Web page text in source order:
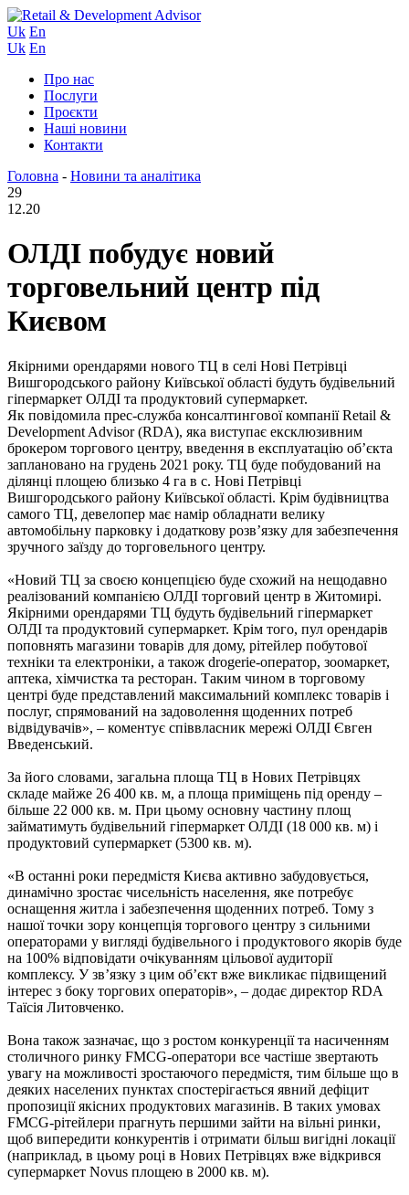
Uk En
Uk En
Про нас
Послуги
Проєкти
Наші новини
Контакти
Головна - Новини та аналітика
29
12.20
ОЛДІ побудує новий
торговельний центр під
Києвом
Якірними орендарями нового ТЦ в селі Нові Петрівці
Вишгородського району Київської області будуть будівельний
гіпермаркет ОЛДІ та продуктовий супермаркет.
Як повідомила прес-служба консалтингової компанії Retail &
Development Advisor (RDA), яка виступає ексклюзивним
брокером торгового центру, введення в експлуатацію об’єкта
заплановано на грудень 2021 року. ТЦ буде побудований на
ділянці площею близько 4 га в с. Нові Петрівці
Вишгородського району Київської області. Крім будівництва
самого ТЦ, девелопер має намір обладнати велику
автомобільну парковку і додаткову розв’язку для забезпечення
зручного заїзду до торговельного центру.
«Новий ТЦ за своєю концепцією буде схожий на нещодавно
реалізований компанією ОЛДІ торговий центр в Житомирі.
Якірними орендарями ТЦ будуть будівельний гіпермаркет
ОЛДІ та продуктовий супермаркет. Крім того, пул орендарів
поповнять магазини товарів для дому, рітейлер побутової
техніки та електроніки, а також drogerie-оператор, зоомаркет,
аптека, хімчистка та ресторан. Таким чином в торговому
центрі буде представлений максимальний комплекс товарів і
послуг, спрямований на задоволення щоденних потреб
відвідувачів», – коментує співвласник мережі ОЛДІ Євген
Введенський.
За його словами, загальна площа ТЦ в Нових Петрівцях
складе майже 26 400 кв. м, а площа приміщень під оренду –
більше 22 000 кв. м. При цьому основну частину площ
займатимуть будівельний гіпермаркет ОЛДІ (18 000 кв. м) і
продуктовий супермаркет (5300 кв. м).
«В останні роки передмістя Києва активно забудовується,
динамічно зростає чисельність населення, яке потребує
оснащення житла і забезпечення щоденних потреб. Тому з
нашої точки зору концепція торгового центру з сильними
операторами у вигляді будівельного і продуктового якорів буде
на 100% відповідати очікуванням цільової аудиторії
комплексу. У зв’язку з цим об’єкт вже викликає підвищений
інтерес з боку торгових операторів», – додає директор RDA
Таїсія Литовченко.
Вона також зазначає, що з ростом конкуренції та насиченням
столичного ринку FMCG-оператори все частіше звертають
увагу на можливості зростаючого передмістя, тим більше що в
деяких населених пунктах спостерігається явний дефіцит
пропозиції якісних продуктових магазинів. В таких умовах
FMCG-рітейлери прагнуть першими зайти на вільні ринки,
щоб випередити конкурентів і отримати більш вигідні локації
(наприклад, в цьому році в Нових Петрівцях вже відкрився
супермаркет Novus площею в 2000 кв. м).